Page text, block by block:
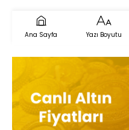
Ana Sayfa Yazı Boyutu